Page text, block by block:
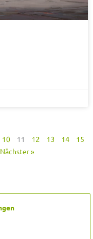
10 11 12 13 14
15
Nächster »